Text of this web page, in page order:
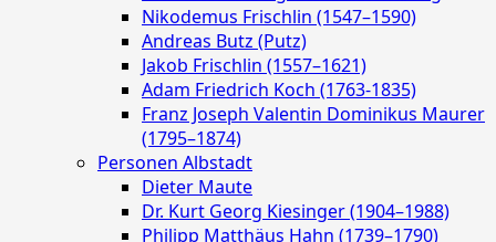
Nikodemus Frischlin (1547–1590)
Andreas Butz (Putz)
Jakob Frischlin (1557–1621)
Adam Friedrich Koch (1763-1835)
Franz Joseph Valentin Dominikus Maurer
(1795–1874)
Personen Albstadt
Dieter Maute
Dr. Kurt Georg Kiesinger (1904–1988)
Philipp Matthäus Hahn (1739–1790)